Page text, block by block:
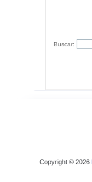
Buscar:
Copyright © 2026